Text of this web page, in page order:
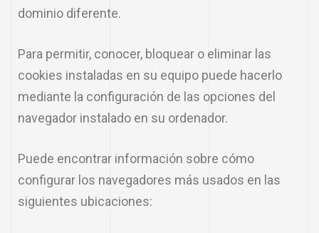
dominio diferente.
Para permitir, conocer, bloquear o eliminar las
cookies instaladas en su equipo puede hacerlo
mediante la configuración de las opciones del
navegador instalado en su ordenador.
Puede encontrar información sobre cómo
configurar los navegadores más usados en las
siguientes ubicaciones: